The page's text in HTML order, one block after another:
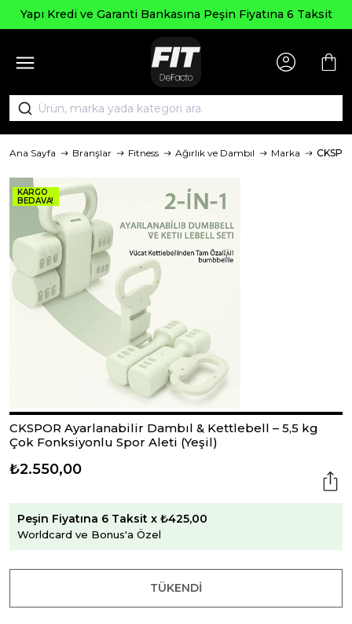
Yapı Kredi ve Garanti Bankasına Peşin Fiyatına 6 Taksit
Ana Sayfa Branşlar Fitness Ağırlık ve Dambıl Marka
KARGO
BEDAVA!
CKSPOR Ayarlanabilir Dambıl & Kettlebell – 5,5 kg
Çok Fonksiyonlu Spor Aleti (Yeşil)
₺2.550,00
Peşin Fiyatına 6 Taksit x ₺425,00
Worldcard ve Bonus'a Özel
TÜKENDI